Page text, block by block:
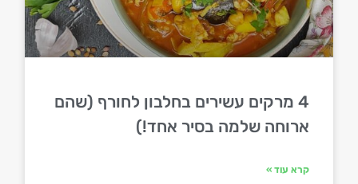
4 מרקים עשירים בחלבון לחורף (שהם
ארוחה שלמה בסיר אחד!)
קרא עוד »